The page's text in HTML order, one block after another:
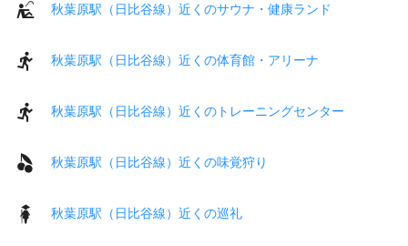
秋葉原駅（日比谷線）近くのサウナ・健康ランド
秋葉原駅（日比谷線）近くの体育館・アリーナ
秋葉原駅（日比谷線）近くのトレーニングセンター
秋葉原駅（日比谷線）近くの味覚狩り
秋葉原駅（日比谷線）近くの巡礼